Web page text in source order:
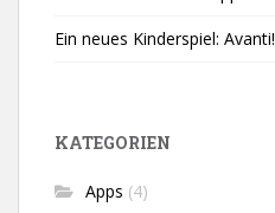
Ein neues Kinderspiel: Avanti!
KATEGORIEN
Apps (4)